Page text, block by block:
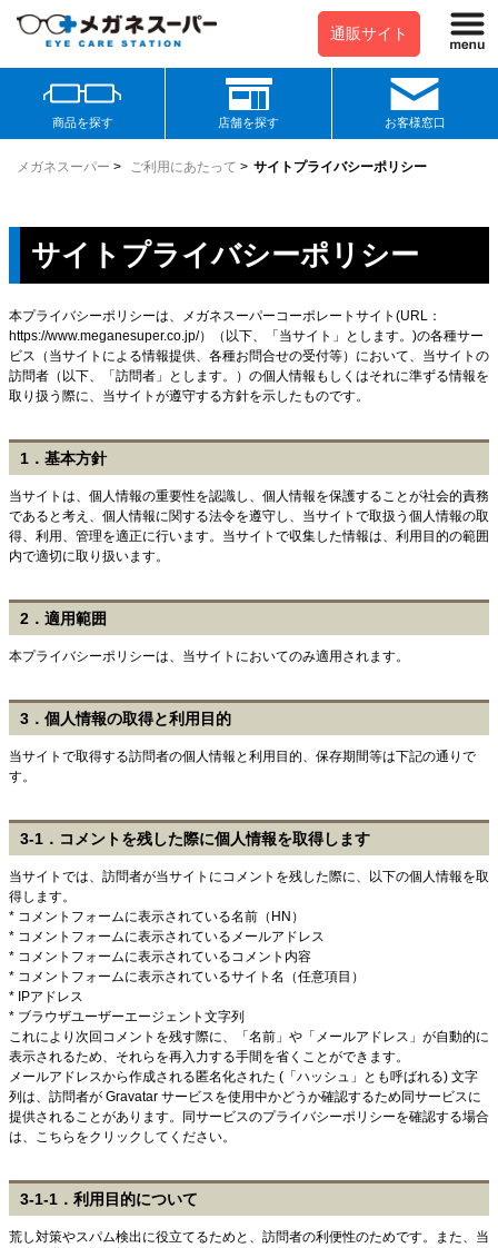
通販サイト
商品を探す 店舗を探す お客様窓口
メガネスーパー > ご利用にあたって > サイトプライバシーポリシー
サイトプライバシーポリシー
本プライバシーポリシーは、メガネスーパーコーポレートサイト(URL：
https://www.meganesuper.co.jp/）（以下、「当サイト」とします。)の各種サー
ビス（当サイトによる情報提供、各種お問合せの受付等）において、当サイトの
訪問者（以下、「訪問者」とします。）の個人情報もしくはそれに準ずる情報を
取り扱う際に、当サイトが遵守する方針を示したものです。
1．基本方針
当サイトは、個人情報の重要性を認識し、個人情報を保護することが社会的責務
であると考え、個人情報に関する法令を遵守し、当サイトで取扱う個人情報の取
得、利用、管理を適正に行います。当サイトで収集した情報は、利用目的の範囲
内で適切に取り扱います。
2．適用範囲
本プライバシーポリシーは、当サイトにおいてのみ適用されます。
3．個人情報の取得と利用目的
当サイトで取得する訪問者の個人情報と利用目的、保存期間等は下記の通りで
す。
3-1．コメントを残した際に個人情報を取得します
当サイトでは、訪問者が当サイトにコメントを残した際に、以下の個人情報を取
得します。
* コメントフォームに表示されている名前（HN）
* コメントフォームに表示されているメールアドレス
* コメントフォームに表示されているコメント内容
* コメントフォームに表示されているサイト名（任意項目）
* IPアドレス
* ブラウザユーザーエージェント文字列
これにより次回コメントを残す際に、「名前」や「メールアドレス」が自動的に
表示されるため、それらを再入力する手間を省くことができます。
メールアドレスから作成される匿名化された (「ハッシュ」とも呼ばれる) 文字
列は、訪問者が Gravatar サービスを使用中かどうか確認するため同サービスに
提供されることがあります。同サービスのプライバシーポリシーを確認する場合
は、こちらをクリックしてください。
3-1-1．利用目的について
荒し対策やスパム検出に役立てるためと、訪問者の利便性のためです。また、当